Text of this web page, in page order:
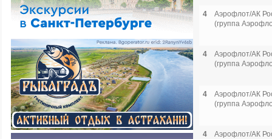
4
Аэрофлот/АК
(группа
4
Аэрофлот/АК
(группа
4
Аэрофлот/АК
(группа
4
Аэрофлот/АК